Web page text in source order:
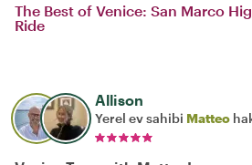
The Best of Venice: San Marco
Ride
Allison
Yerel ev sahibi Matteo